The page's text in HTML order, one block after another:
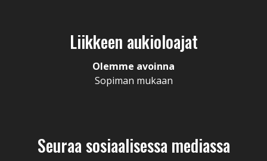
Liikkeen aukioloajat
Olemme avoinna
Sopiman mukaan
Seuraa sosiaalisessa mediassa